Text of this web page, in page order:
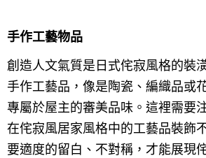
手作工藝物品
創造人文氣質是日式侘寂風格的裝
手作工藝品，像是陶瓷、編織品或
專屬於屋主的審美品味。這裡需要
在侘寂風居家風格中的工藝品裝飾
要適度的留白、不對稱，才能展現